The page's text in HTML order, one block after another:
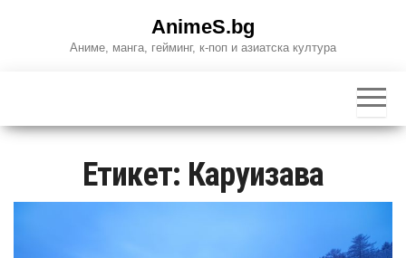
AnimeS.bg
Аниме, манга, гейминг, к-поп и азиатска култура
Етикет: Каруизава